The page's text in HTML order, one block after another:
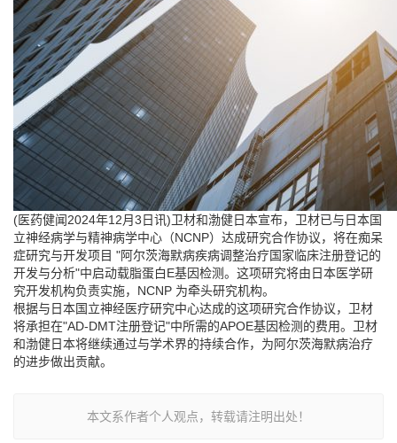
(医药健闻2024年12月3日讯)卫材和渤健日本宣布，卫材已与日本国
立神经病学与精神病学中心（NCNP）达成研究合作协议，将在痴呆
症研究与开发项目 "阿尔茨海默病疾病调整治疗国家临床注册登记的
开发与分析"中启动载脂蛋白E基因检测。这项研究将由日本医学研
究开发机构负责实施，NCNP 为牵头研究机构。
根据与日本国立神经医疗研究中心达成的这项研究合作协议，卫材
将承担在"AD-DMT注册登记"中所需的APOE基因检测的费用。卫材
和渤健日本将继续通过与学术界的持续合作，为阿尔茨海默病治疗
的进步做出贡献。
本文系作者个人观点，转载请注明出处！